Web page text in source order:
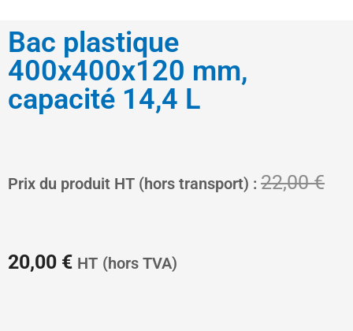
Bac plastique
400x400x120 mm,
capacité 14,4 L
Prix du produit HT (hors transport) : 22,00€Le
20,00 €
Le
prix
HT (hors TVA)